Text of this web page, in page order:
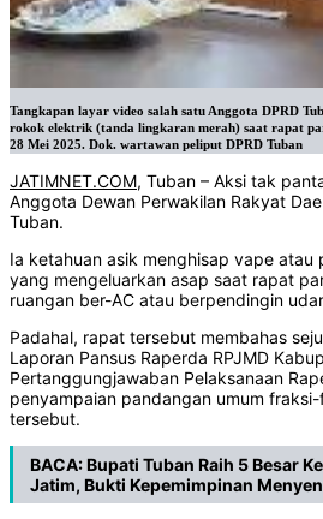
Tangkapan layar video salah satu Anggota DPRD
rokok elektrik (tanda lingkaran merah) saat rapat
28 Mei 2025. Dok. wartawan peliput DPRD Tuban
JATIMNET.COM, Tuban – Aksi tak
Anggota Dewan Perwakilan Rakyat
Tuban.
Ia ketahuan asik menghisap vape
yang mengeluarkan asap saat rapat
ruangan ber-AC atau berpendingin
Padahal, rapat tersebut membahas
Laporan Pansus Raperda RPJMD
Pertanggungjawaban Pelaksanaan
penyampaian pandangan umum
tersebut.
BACA:Bupati Tuban Raih 5 Besar
Jatim, Bukti Kepemimpinan